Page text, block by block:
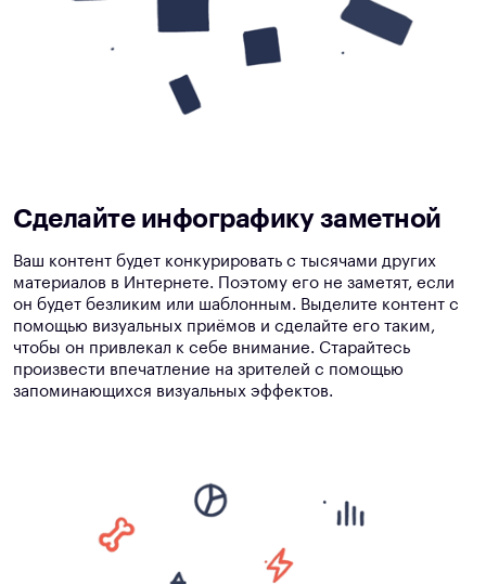
Сделайте инфографику заметной
Ваш контент будет конкурировать с тысячами других
материалов в Интернете. Поэтому его не заметят, если
он будет безликим или шаблонным. Выделите контент с
помощью визуальных приёмов и сделайте его таким,
чтобы он привлекал к себе внимание. Старайтесь
произвести впечатление на зрителей с помощью
запоминающихся визуальных эффектов.